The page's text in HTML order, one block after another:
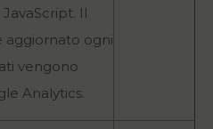
Il
aggiornato ogni
vengono
Analytics.